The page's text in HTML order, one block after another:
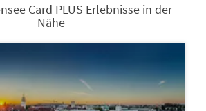
Card PLUS Erlebnisse in der
Nähe